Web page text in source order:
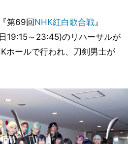
第69回 NHK紅白歌合戦』
19:15～23:45)のリハーサルが
ホールで行われ、刀剣男士が